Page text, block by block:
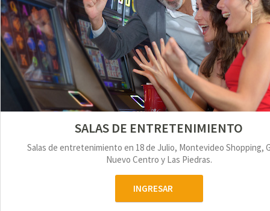
SALAS DE ENTRETENIMIENTO
Salas de entretenimiento en 18 de Julio, Montevideo Shopping,
Nuevo Centro y Las Piedras.
INGRESAR